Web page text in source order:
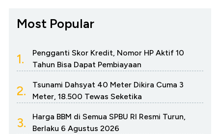
Most Popular
1.
Pengganti Skor Kredit, Nomor HP Aktif 10
Tahun Bisa Dapat Pembiayaan
2.
Tsunami Dahsyat 40 Meter Dikira Cuma 3
Meter, 18.500 Tewas Seketika
3.
Harga BBM di Semua SPBU RI Resmi Turun,
Berlaku 6 Agustus 2026